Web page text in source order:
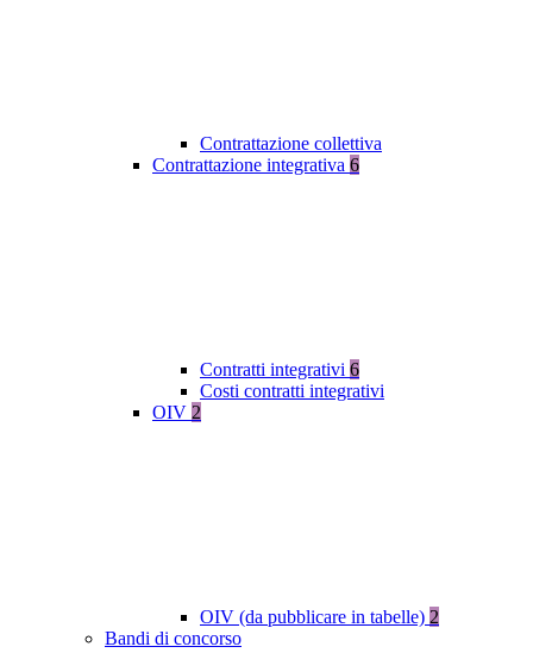
Contrattazione collettiva
Contrattazione integrativa 6
Contratti integrativi 6
Costi contratti integrativi
OIV 2
OIV (da pubblicare in tabelle) 2
Bandi di concorso